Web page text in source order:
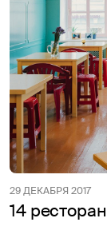
29 ДЕКАБРЯ 2017
14